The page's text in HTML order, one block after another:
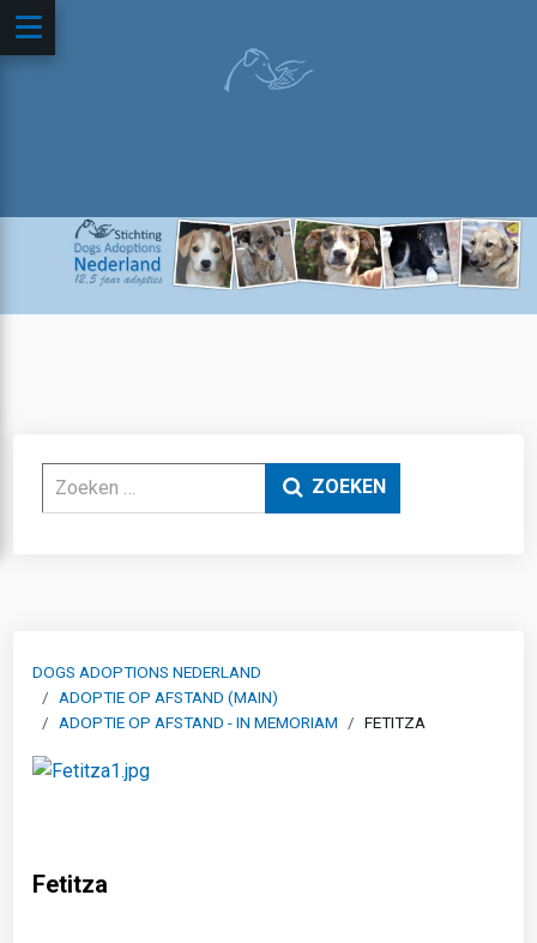
Zoeken ZOEKEN
DOGS ADOPTIONS NEDERLAND
ADOPTIE OP AFSTAND (MAIN)
ADOPTIE OP AFSTAND - IN MEMORIAM
FETITZA
Fetitza